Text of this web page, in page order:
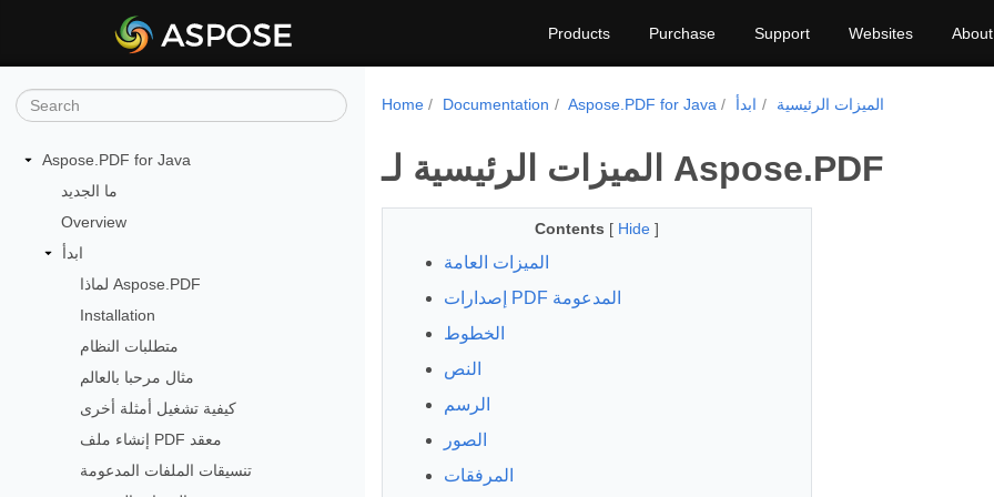
Products Purchase Support Websites About
Aspose.PDF for Java
ما الجديد
Overview
ابدأ
لماذا Aspose.PDF
Installation
متطلبات النظام
مثال مرحبا بالعالم
كيفية تشغيل أمثلة أخرى
إنشاء ملف PDF معقد
تنسيقات الملفات المدعومة
Home Documentation Aspose.PDF for Java ابدأ الميزات الرئيسية
الميزات الرئيسية لـ Aspose.PDF
Contents [ Hide ]
الميزات العامة
إصدارات PDF المدعومة
الخطوط
النص
الرسم
الصور
المرفقات